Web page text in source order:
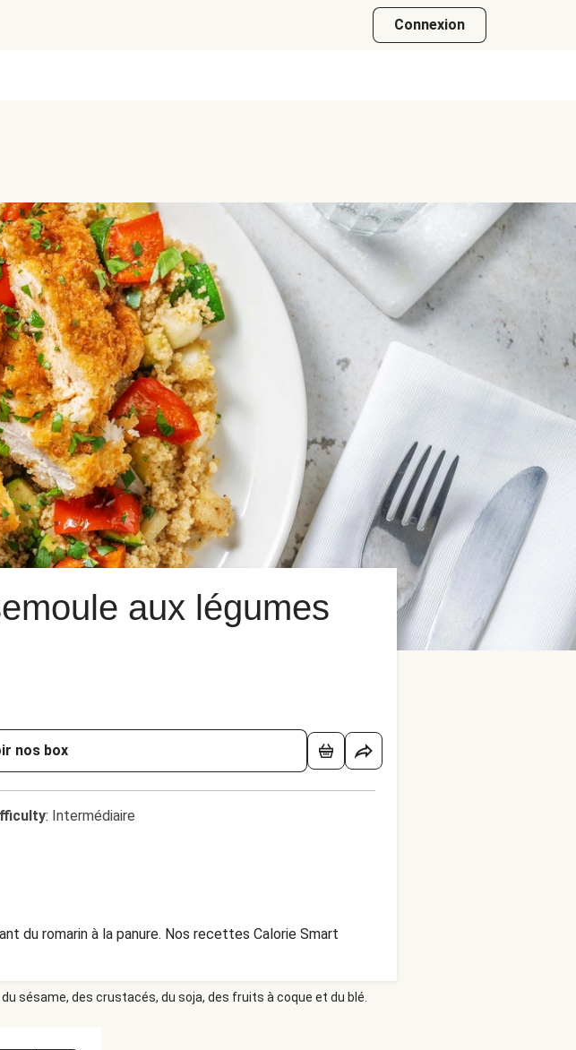
Connexion
aux légumes
nos box
: Intermédiaire
du romarin à la panure. Nos recettes Calorie Smart
sésame, des crustacés, du soja, des fruits à coque et du blé.